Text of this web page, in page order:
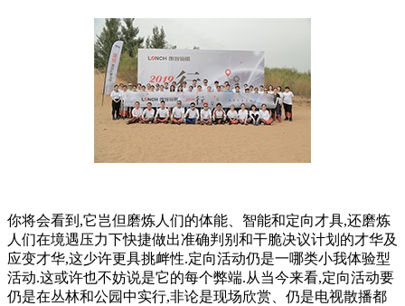
你将会看到,它岂但磨炼人们的体能、智能和定向才具,还磨炼
人们在境遇压力下快捷做出准确判别和干脆决议计划的才华及
应变才华,这少许更具挑衅性.定向活动仍是一哪类小我体验型
活动.这或许也不妨说是它的每个弊端.从当今来看,定向活动要
仍是在丛林和公园中实行,非论是现场欣赏、仍是电视散播都